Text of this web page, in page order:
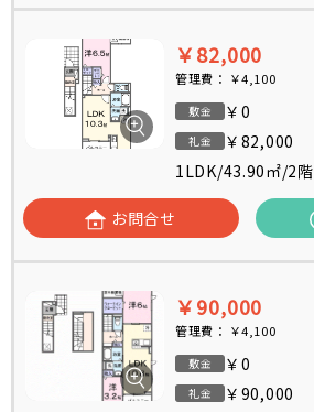
￥82,000
管理費： ￥4,100
敷金 ￥0
礼金
￥82,000
1LDK/43.90㎡/2階
お問合せ
￥90,000
管理費： ￥4,100
敷金 ￥0
礼金 ￥90,000